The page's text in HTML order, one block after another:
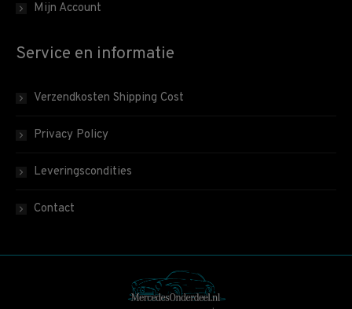
Mijn Account
Service en informatie
Verzendkosten Shipping Cost
Privacy Policy
Leveringscondities
Contact